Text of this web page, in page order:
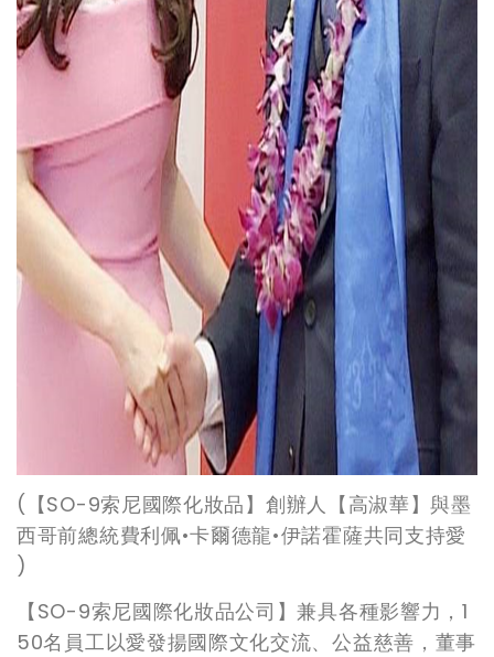
( 【SO-9索尼國際化妝品】創辦人【高淑華】與墨
西哥前總統費利佩•卡爾德龍•伊諾霍薩共同支持愛
)
【SO-9索尼國際化妝品公司】兼具各種影響力，1
50名員工以愛發揚國際文化交流、公益慈善，董事